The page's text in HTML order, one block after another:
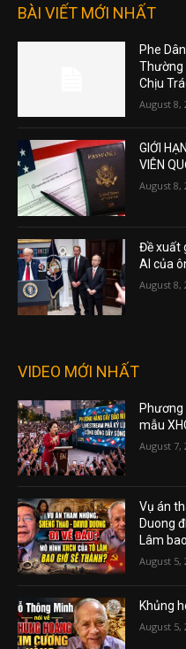
BÀI VIẾT MỚI NHẤT
Phe
Thường
Chịu
August 8,
GIỚI
VIÊN
August 8,
Đề xuất
AI của
August 8,
VIDEO MỚI NHẤT
Phương
mẫu
August 7,
Vụ án
Duong
Lâm
August 5,
Khủng
August 5,